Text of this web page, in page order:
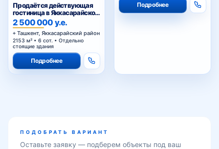
Продаётся действующая
гостиница в Яккасарайском
районе
2 500 000 у.е.
Ташкент, Яккасарайский район
2153 м² • 6 сот. • Отдельно
стоящие здания
Подробнее
Подробнее
ПОДОБРАТЬ ВАРИАНТ
Оставьте заявку — подберем объекты под ваш